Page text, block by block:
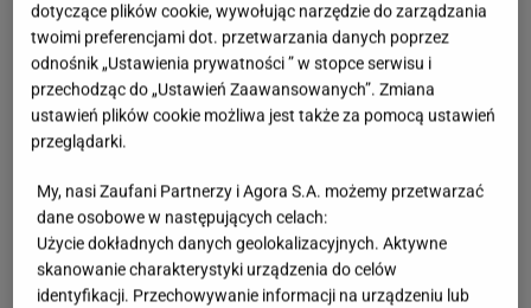
dotyczące plików cookie, wywołując narzędzie do zarządzania
twoimi preferencjami dot. przetwarzania danych poprzez
odnośnik „Ustawienia prywatności ” w stopce serwisu i
przechodząc do „Ustawień Zaawansowanych”. Zmiana
ustawień plików cookie możliwa jest także za pomocą ustawień
przeglądarki.
My, nasi Zaufani Partnerzy i Agora S.A. możemy przetwarzać
dane osobowe w następujących celach:
Użycie dokładnych danych geolokalizacyjnych. Aktywne
skanowanie charakterystyki urządzenia do celów
identyfikacji. Przechowywanie informacji na urządzeniu lub